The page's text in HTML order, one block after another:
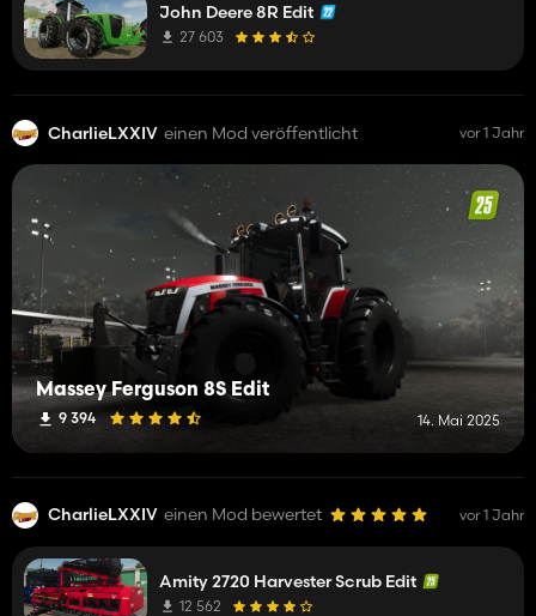
John Deere 8R Edit
27 603
CharlieLXXIV einen Mod veröffentlicht vor 1 Jahr
Massey Ferguson 8S Edit
9 394 14. Mai 2025
CharlieLXXIV einen Mod bewertet vor 1 Jahr
Amity 2720 Harvester Scrub Edit
12 562